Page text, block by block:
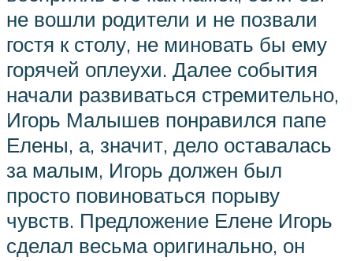
не вошли родители и не позвали
гостя к столу, не миновать бы ему
горячей оплеухи. Далее события
начали развиваться стремительно,
Игорь Малышев понравился папе
Елены, а, значит, дело оставалась
за малым, Игорь должен был
просто повиноваться порыву
чувств. Предложение Елене Игорь
сделал весьма оригинально, он